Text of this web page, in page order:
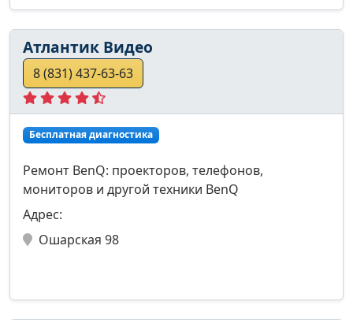
Атлантик Видео
8 (831) 437-63-63
Бесплатная диагностика
Ремонт BenQ: проекторов, телефонов,
мониторов и другой техники BenQ
Адрес:
Ошарская 98